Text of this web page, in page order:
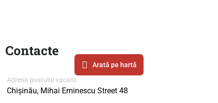
Contacte
Arată pe hartă
Adresa postului vacant
Chișinău, Mihai Eminescu Street 48